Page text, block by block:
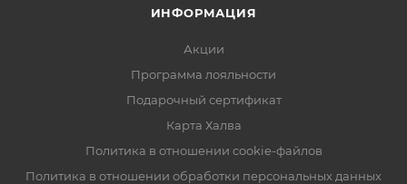
ИНФОРМАЦИЯ
Акции
Программа лояльности
Подарочный сертификат
Карта Халва
Политика в отношении cookie-файлов
Политика в отношении обработки персональных данных